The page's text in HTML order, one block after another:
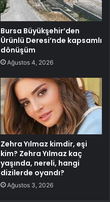
Bursa Büyükşehir’den
Ürünlü Deresi’nde kapsamlı
dönüşüm
Ağustos 4, 2026
Zehra Yılmaz kimdir, eşi
kim? Zehra Yılmaz kaç
yaşında, nereli, hangi
dizilerde oyandı?
Ağustos 3, 2026